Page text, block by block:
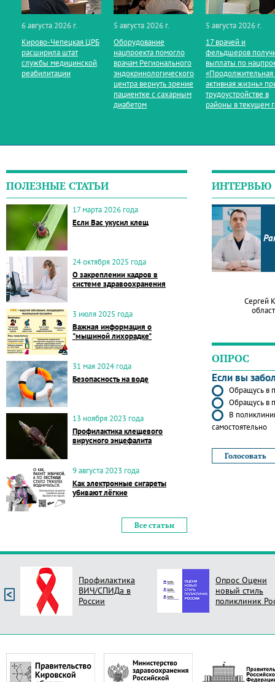
6 августа 2026 г.
Кирово‑Чепецкая ЦРБ
расширила штат
службы медицинской
реабилитации
5 августа 2026 г.
Оборудование
нацпроекта помогло
врачам Регионального
эндокринологического
центра вернуть зрение
пациентке с сахарным
диабетом
5 августа 2026 г.
17 врачей и
фельдшеров
выплаты по
«Продолжительная
активная жизнь»
трудоустройстве в
районы в текущем
ПОЛЕЗНЫЕ СТАТЬИ
17 марта 2026 года
Если Вас укусил клещ
24 октября 2025 года
О закреплении кадров в
системе здравоохранения
3 июля 2025 года
Важная информация о
"мышиной лихорадке"
31 мая 2024 года
Безопасность на воде
13 ноября 2023 года
Профилактика клещевого
вирусного энцефалита
9 августа 2023 года
Как электронные сигареты
убивают лёгкие
Все статьи
ИНТЕРВЬЮ
Сергей
ОПРОС
Если вы
Обращусь в
Обращусь в
В
самостоятельно
Профилактика
ВИЧ/СПИДа в
России
Опрос Оцени
новый стиль
поликлиник